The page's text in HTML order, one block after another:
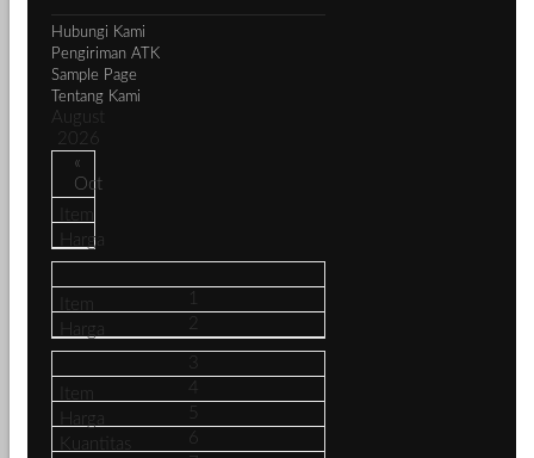
Hubungi Kami
Pengiriman ATK
Sample Page
Tentang Kami
August
2026
«
Oct
1
3
5
6